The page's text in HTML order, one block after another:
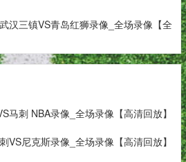
汉三镇VS青岛红狮录像_全场录像【全
马刺 NBA录像_全场录像【高清回放】
VS尼克斯录像_全场录像【高清回放】